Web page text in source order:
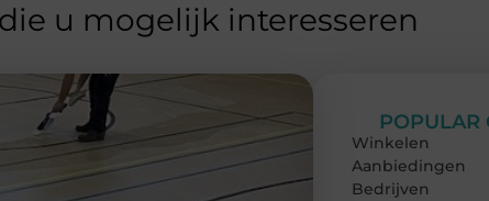
die u mogelijk interesseren
POPULAR
Winkelen
Aanbiedingen
Bedrijven